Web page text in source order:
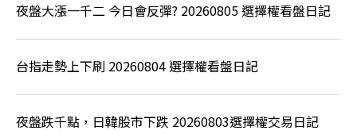
夜盤大漲一千二 今日會反彈? 20260805 選擇權看盤日記
台指走勢上下刷 20260804 選擇權看盤日記
夜盤跌千點，日韓股市下跌 20260803選擇權交易日記